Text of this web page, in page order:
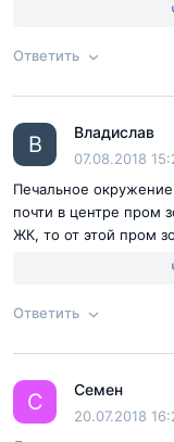
Согласен с
Отправить
газоном. Для деток
Ответить
Ответ на
Согласен с
Отправить
В Владислав
07.08.2018
Печальное
почти в центре пром
ЖК, то от этой пром
благоустроенные
Ответить
Ответ на
С Семен
20.07.2018